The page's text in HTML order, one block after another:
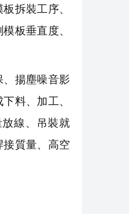
拆裝工序、
板垂直度、
揚塵噪音影
料、加工、
線、吊裝就
質量、高空